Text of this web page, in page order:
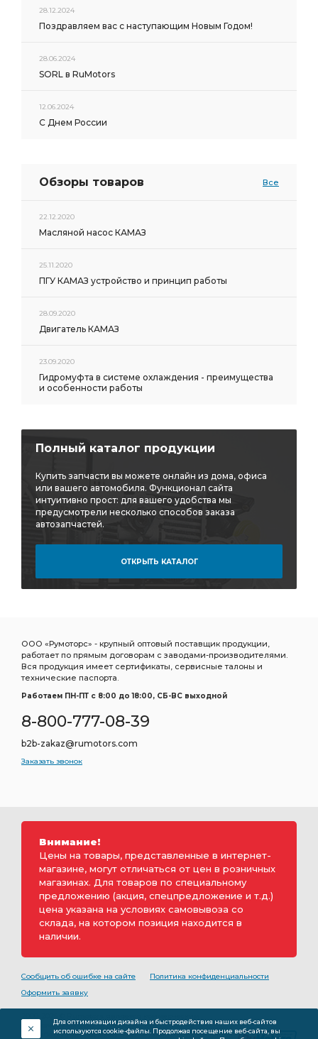
28.12.2024
Поздравляем вас с наступающим Новым Годом!
28.06.2024
SORL в RuMotors
12.06.2024
С Днем России
Обзоры товаров Все
22.12.2020
Масляной насос КАМАЗ
25.11.2020
ПГУ КАМАЗ устройство и принцип работы
28.09.2020
Двигатель КАМАЗ
23.09.2020
Гидромуфта в системе охлаждения - преимущества
и особенности работы
Полный каталог продукции
Купить запчасти вы можете онлайн из дома, офиса
или вашего автомобиля. Функционал сайта
интуитивно прост: для вашего удобства мы
предусмотрели несколько способов заказа
автозапчастей.
ОТКРЫТЬ КАТАЛОГ
ООО «Румоторс» - крупный оптовый поставщик продукции,
работает по прямым договорам с заводами-производителями.
Вся продукция имеет сертификаты, сервисные талоны и
технические паспорта.
Работаем ПН-ПТ c 8:00 до 18:00, СБ-ВС выходной
8-800-777-08-39
b2b-zakaz@rumotors.com
Заказать звонок
Внимание!
Цены на товары, представленные в интернет-
магазине, могут отличаться от цен в розничных
магазинах. Для товаров по специальному
предложению (акция, спецпредложение и т.д.)
цена указана на условиях самовывоза со
склада, на котором позиция находится в
наличии.
Сообщить об ошибке на сайте
Политика конфиденциальности
Оформить заявку
обозначением ООО «РуМоторс». Все права на
разработку принадлежат ООО «Румоторс». Не является
Для оптимизации дизайна и быстродействия наших веб-сайтов
используются cookie-файлы. Продолжая посещение веб-сайта, вы